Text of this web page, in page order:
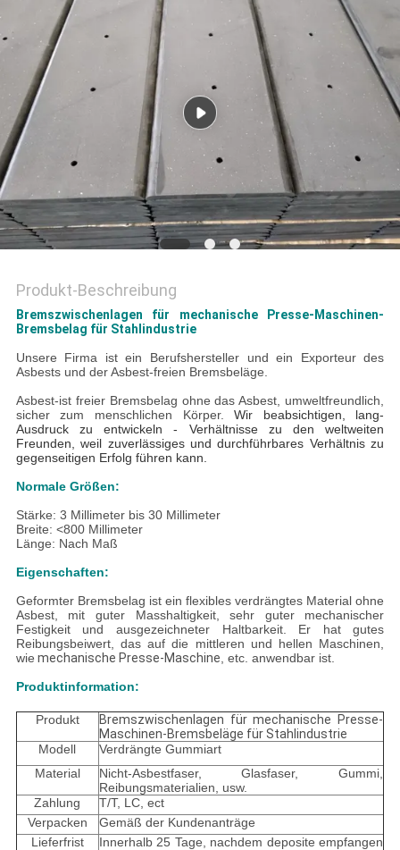
SITEMAP
PRIVACY
POLICY
Produkt-Beschreibung
Bremszwischenlagen für mechanische Presse-Maschinen-
Bremsbelag für Stahlindustrie
Unsere Firma ist ein Berufshersteller und ein Exporteur des
Asbests und der Asbest-freien Bremsbeläge.
Asbest-ist freier Bremsbelag ohne das Asbest, umweltfreundlich,
sicher zum menschlichen Körper.Wir beabsichtigen, lang-
Ausdruck zu entwickeln - Verhältnisse zu den weltweiten
Freunden, weil zuverlässiges und durchführbares Verhältnis zu
gegenseitigen Erfolg führen kann.
Normale Größen:
Stärke: 3 Millimeter bis 30 Millimeter
Breite: <800 Millimeter
Länge: Nach Maß
Eigenschaften:
Geformter Bremsbelag ist ein flexibles verdrängtes Material ohne
Asbest, mit guter Masshaltigkeit, sehr guter mechanischer
Festigkeit und ausgezeichneter Haltbarkeit. Er hat gutes
Reibungsbeiwert, das auf die mittleren und hellen Maschinen,
wie mechanische Presse-Maschine, etc. anwendbar ist.
Produktinformation:
Produkt
Bremszwischenlagen für mechanische Presse-
Maschinen-Bremsbeläge für Stahlindustrie
Modell
Verdrängte Gummiart
Material
Nicht-Asbestfaser, Glasfaser, Gummi,
Reibungsmaterialien, usw.
Zahlung
T/T, LC, ect
Verpacken
Gemäß der Kundenanträge
Lieferfrist
Innerhalb 25 Tage, nachdem deposite empfangen